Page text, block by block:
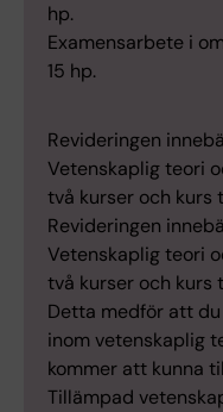
hp.
Examensarbete i
15 hp.
Revideringen
Vetenskaplig teori
två kurser och kurs
Revideringen
Vetenskaplig teori
två kurser och kurs
Detta medför att
inom vetenskaplig
kommer att kunna
Tillämpad